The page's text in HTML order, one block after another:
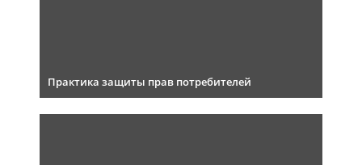
Практика защиты прав потребителей